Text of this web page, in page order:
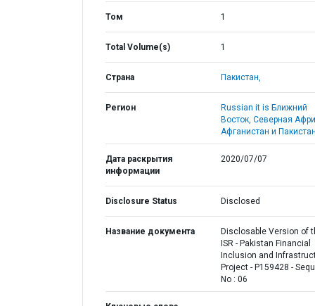
Том 1
Total Volume(s) 1
Страна Пакистан,
Регион
Russian it is Ближний
Восток, Северная
Афганистан и
Дата раскрытия
информации
2020/07/07
Disclosure Status Disclosed
Название документа
Disclosable Version of
ISR - Pakistan Financial
Inclusion and
Project - P159428 -
No : 06